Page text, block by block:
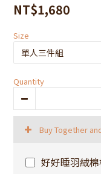
NT$1,680
Size
Quantity
Buy Together
好好睡羽絨